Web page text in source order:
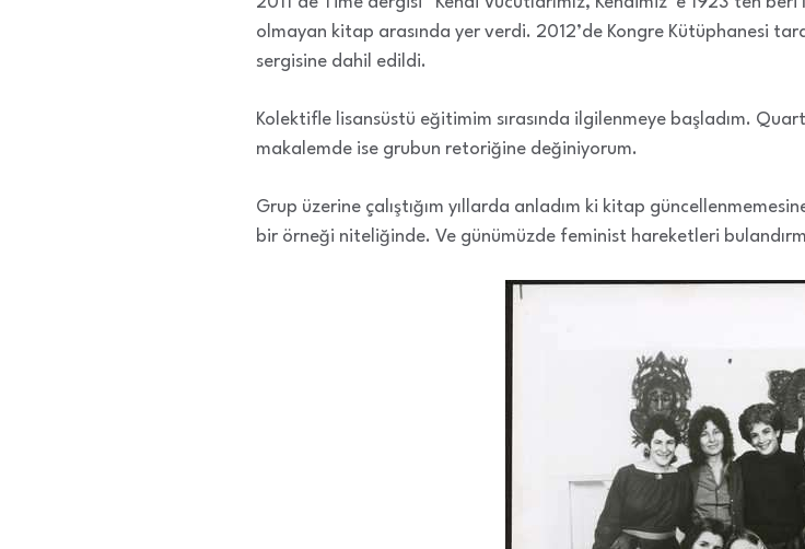
olmayan kitap arasında yer verdi. 2012’de Kongre Kütüphanesi
sergisine dahil edildi.
Kolektifle lisansüstü eğitimim sırasında ilgilenmeye başladım.
makalemde ise grubun retoriğine değiniyorum.
Grup üzerine çalıştığım yıllarda anladım ki kitap
bir örneği niteliğinde. Ve günümüzde feminist hareketleri